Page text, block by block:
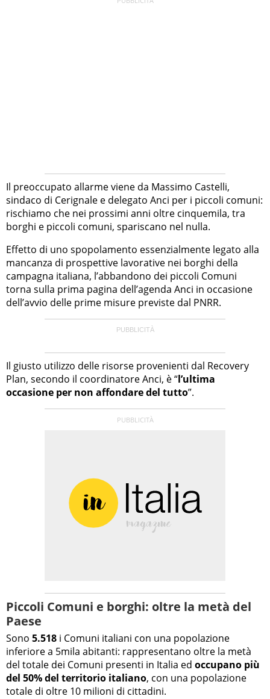
Il preoccupato allarme viene da Massimo Castelli,
sindaco di Cerignale e delegato Anci per i piccoli comuni:
rischiamo che nei prossimi anni oltre cinquemila, tra
borghi e piccoli comuni, spariscano nel nulla.
Effetto di uno spopolamento essenzialmente legato alla
mancanza di prospettive lavorative nei borghi della
campagna italiana, l’abbandono dei piccoli Comuni
torna sulla prima pagina dell’agenda Anci in occasione
dell’avvio delle prime misure previste dal PNRR.
Il giusto utilizzo delle risorse provenienti dal Recovery
Plan, secondo il coordinatore Anci, è “l’ultima
occasione per non affondare del tutto”.
Piccoli Comuni e borghi: oltre la metà del
Paese
Sono 5.518 i Comuni italiani con una popolazione
inferiore a 5mila abitanti: rappresentano oltre la metà
del totale dei Comuni presenti in Italia ed occupano più
del 50% del territorio italiano, con una popolazione
totale di oltre 10 milioni di cittadini.